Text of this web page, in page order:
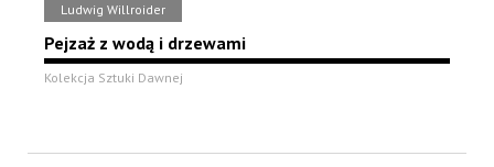
Ludwig Willroider
Pejzaż z wodą i drzewami
Kolekcja Sztuki Dawnej